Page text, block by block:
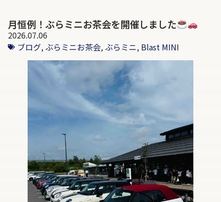
月恒例！ぶらミニお茶会を開催しました
2026.07.06
ブログ,ぶらミニお茶会,ぶらミニ, Blast MINI